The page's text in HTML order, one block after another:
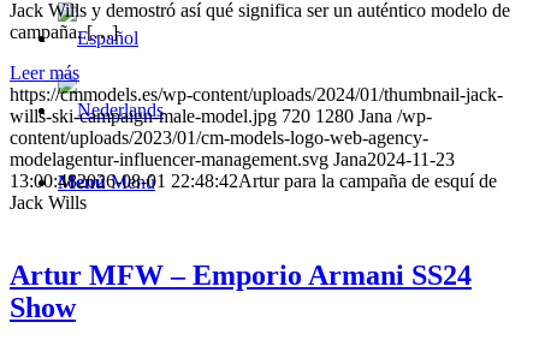
Menú Menú
Jack Wills y demostró así qué significa ser un auténtico modelo de
campaña. […]
Leer más
https://cmmodels.es/wp-content/uploads/2024/01/thumbnail-jack-
wills-ski-campaign-male-model.jpg 720 1280 Jana /wp-
content/uploads/2023/01/cm-models-logo-web-agency-
modelagentur-influencer-management.svg Jana2024-11-23
13:00:482026-08-01 22:48:42Artur para la campaña de esquí de
Jack Wills
Artur MFW – Emporio Armani SS24
Show